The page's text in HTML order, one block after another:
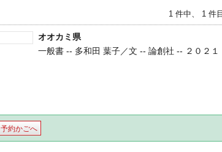
1 件中、 1 件目
オオカミ県
一般書 -- 多和田 葉子／文 -- 論創社 -- ２０２
予約かごへ